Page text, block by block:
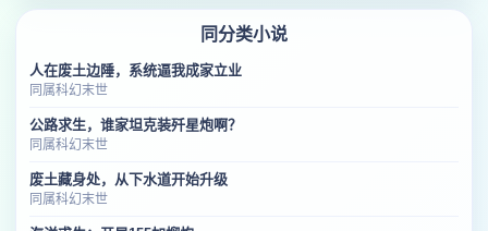
同分类小说
人在废土边陲，系统逼我成家立业
同属科幻末世
公路求生，谁家坦克装歼星炮啊？
同属科幻末世
废土藏身处，从下水道开始升级
同属科幻末世